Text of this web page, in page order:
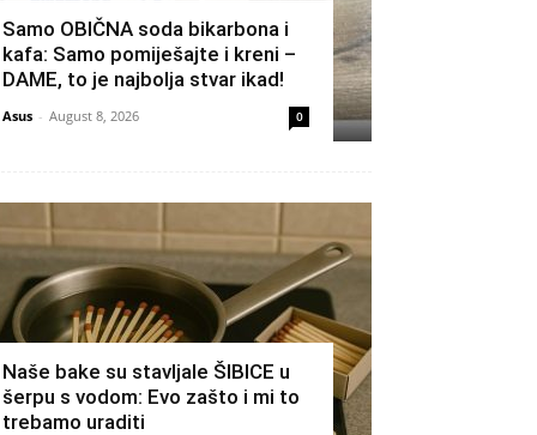
Samo OBIČNA soda bikarbona i
kafa: Samo pomiješajte i kreni –
DAME, to je najbolja stvar ikad!
Asus - August 8, 2026 0
Naše bake su stavljale ŠIBICE u
šerpu s vodom: Evo zašto i mi to
trebamo uraditi